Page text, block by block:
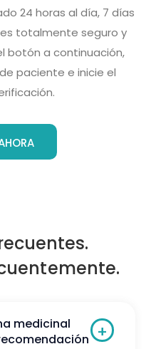
24 horas al día, 7 días
totalmente seguro y
botón a continuación,
paciente e inicie el
medicinal